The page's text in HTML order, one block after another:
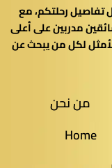
تفاصيل رحلتكم، مع
مدربين على أعلى
لكل من يبحث عن
من نحن
Home